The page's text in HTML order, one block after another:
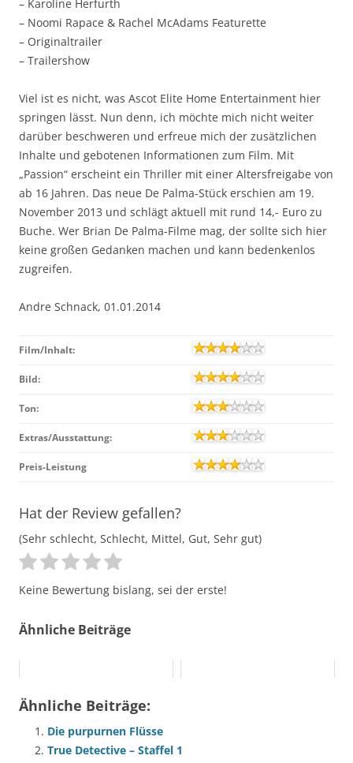
– Karoline Herfurth
– Noomi Rapace & Rachel McAdams Featurette
– Originaltrailer
– Trailershow
Viel ist es nicht, was Ascot Elite Home Entertainment hier
springen lässt. Nun denn, ich möchte mich nicht weiter
darüber beschweren und erfreue mich der zusätzlichen
Inhalte und gebotenen Informationen zum Film. Mit
„Passion“ erscheint ein Thriller mit einer Altersfreigabe von
ab 16 Jahren. Das neue De Palma-Stück erschien am 19.
November 2013 und schlägt aktuell mit rund 14,- Euro zu
Buche. Wer Brian De Palma-Filme mag, der sollte sich hier
keine großen Gedanken machen und kann bedenkenlos
zugreifen.
Andre Schnack, 01.01.2014
Film/Inhalt:
Bild:
Ton:
Extras/Ausstattung:
Preis-Leistung
Hat der Review gefallen?
(Sehr schlecht, Schlecht, Mittel, Gut, Sehr gut)
Keine Bewertung bislang, sei der erste!
Ähnliche Beiträge
Ähnliche Beiträge:
Die purpurnen Flüsse
True Detective – Staffel 1